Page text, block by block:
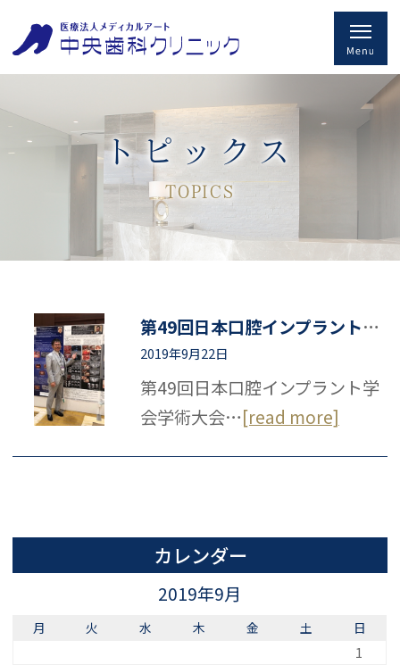
トピックス
TOPICS
第49回日本口腔インプラント学会学術にて
2019年9月22日
第49回日本口腔インプラント学
会学術大会…[read more]
カレンダー
2019年9月
月 火 水 木 金 土 日
1